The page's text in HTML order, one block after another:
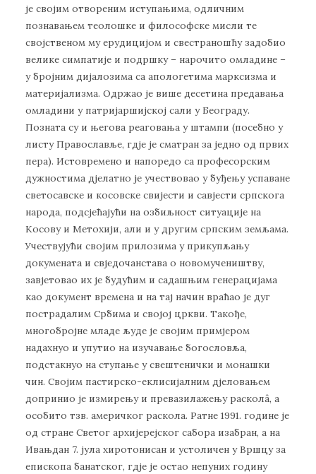
је својим отвореним иступањима, одличним
познавањем теолошке и философске мисли те
својственом му ерудицијом и свестраношћу задобио
велике симпатије и подршку – нарочито омладине –
у бројним дијалозима са апологетима марксизма и
материјализма. Одржао је више десетина предавања
омладини у патријаршијској сали у Београду.
Позната су и његова реаговања у штампи (посебно у
листу Православље, гдје је сматран за једно од првих
пера). Истовремено и напоредо са професорским
дужностима дјелатно је учествовао у буђењу успаване
светосавске и косовске свијести и савјести српскога
народа, подсјећајући на озбиљност ситуације на
Косову и Метохији, али и у другим српским земљама.
Учествујући својим прилозима у прикупљању
докумената и свједочанстава о новомучеништву,
завјетовао их је будућим и садашњим генерацијама
као документ времена и на тај начин враћао је дуг
пострадалим Србима и својој цркви. Такође,
многобројне младе људе је својим примјером
надахнуо и упутио на изучавање богословља,
подстакнуо на ступање у свештенички и монашки
чин. Својим пастирско-еклисијалним дјеловањем
допринио је измирењу и превазилажењу расколâ, а
особито тзв. америчког раскола. Ратне 1991. године је
од стране Светог архијерејског сабора изабран, а на
Ивањдан 7. јула хиротонисан и устоличен у Вршцу за
епископа банатског, гдје је остао непуних годину